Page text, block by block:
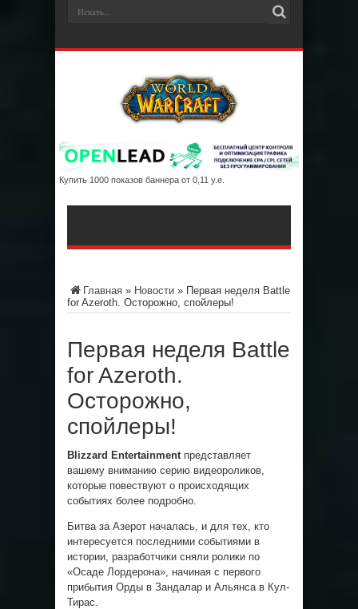
Купить 1000 показов баннера от 0,11 у.е.
Главная » Новости » Первая неделя Battle
for Azeroth. Осторожно, спойлеры!
Первая неделя Battle
for Azeroth.
Осторожно,
спойлеры!
Blizzard Entertainmentпредставляет
вашему вниманию серию видеороликов,
которые повествуют о происходящих
событиях более подробно.
Битва за Азерот началась, и для тех, кто
интересуется последними событиями в
истории, разработчики сняли ролики по
«Осаде Лордерона», начиная с первого
прибытия Орды в Зандалар и Альянса в Кул-
Тирас.